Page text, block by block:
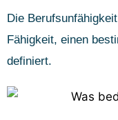
Die
Fähigkeit, einen
definiert.